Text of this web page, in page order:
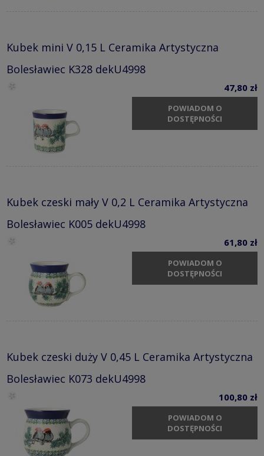
Kubek mini V 0,15 L Ceramika Artystyczna
Bolesławiec K328 dekU4998
47,80 zł
POWIADOM O
DOSTĘPNOŚCI
Kubek czeski mały V 0,2 L Ceramika Artystyczna
Bolesławiec K005 dekU4998
61,80 zł
POWIADOM O
DOSTĘPNOŚCI
Kubek czeski duży V 0,45 L Ceramika Artystyczna
Bolesławiec K073 dekU4998
100,80 zł
POWIADOM O
DOSTĘPNOŚCI